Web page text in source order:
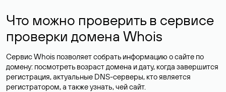
Что можно проверить в сервисе
проверки домена Whois
Сервис Whois позволяет собрать информацию о сайте по
домену: посмотреть возраст домена и дату, когда завершится
регистрация, актуальные DNS-серверы, кто является
регистратором, а также узнать, чей сайт.